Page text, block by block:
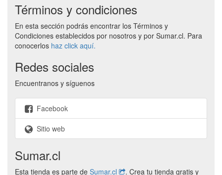
Términos y condiciones
En esta sección podrás encontrar los Términos y
Condiciones establecidos por nosotros y por Sumar.cl. Para
conocerlos haz click aquí.
Redes sociales
Encuentranos y síguenos
Facebook
Sitio web
Sumar.cl
Esta tienda es parte de Sumar.cl . Crea tu tienda gratis y